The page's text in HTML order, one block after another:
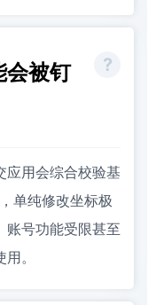
会被钉
应用会综合校验基
单纯修改坐标极
账号功能受限甚至
。